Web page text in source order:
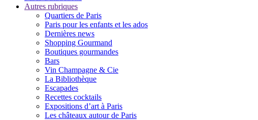
Autres rubriques
Quartiers de Paris
Paris pour les enfants et les ados
Dernières news
Shopping Gourmand
Boutiques gourmandes
Bars
Vin Champagne & Cie
La Bibliothèque
Escapades
Recettes cocktails
Expositions d’art à Paris
Les châteaux autour de Paris